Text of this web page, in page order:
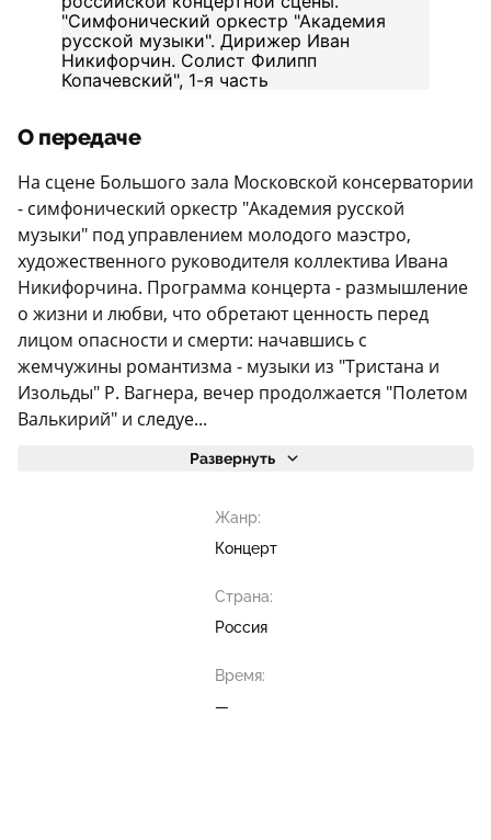
О передаче
На сцене Большого зала Московской консерватории
- симфонический оркестр "Академия русской
музыки" под управлением молодого маэстро,
художественного руководителя коллектива Ивана
Никифорчина. Программа концерта - размышление
о жизни и любви, что обретают ценность перед
лицом опасности и смерти: начавшись с
жемчужины романтизма - музыки из "Тристана и
Изольды" Р. Вагнера, вечер продолжается "Полетом
Валькирий" и следуе...
Развернуть
Жанр:
Концерт
Страна:
Россия
Время:
—